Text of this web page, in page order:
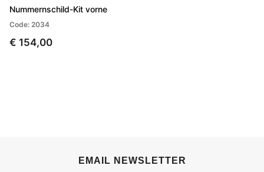
Nummernschild-Kit vorne
Code: 2034
€ 154,00
EMAIL NEWSLETTER